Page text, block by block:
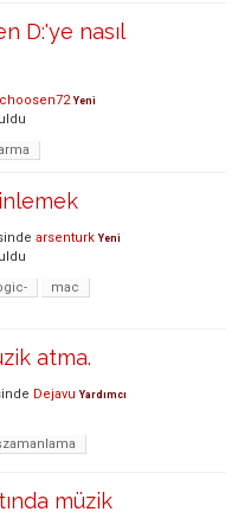
D:'ye nasıl
choosen72 Yeni
arsenturk Yeni
mac
atma.
Dejavu Yardımcı
müzik